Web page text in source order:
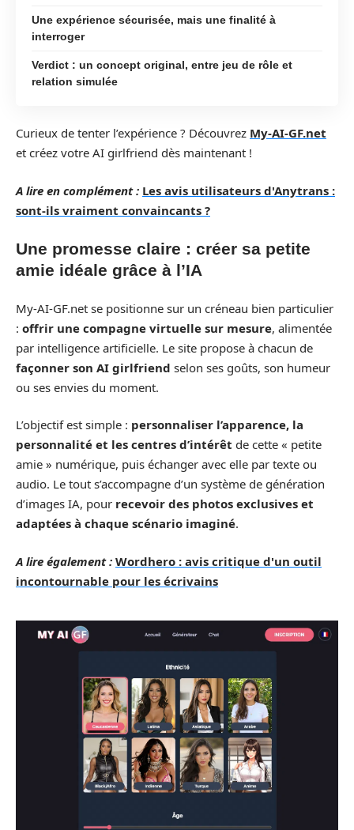
Une expérience sécurisée, mais une finalité à
interroger
Verdict : un concept original, entre jeu de rôle et
relation simulée
Curieux de tenter l’expérience ? Découvrez My-AI-GF.net
et créez votre AI girlfriend dès maintenant !
A lire en complément : Les avis utilisateurs d'Anytrans :
sont-ils vraiment convaincants ?
Une promesse claire : créer sa petite
amie idéale grâce à l’IA
My-AI-GF.net se positionne sur un créneau bien particulier
: offrir une compagne virtuelle sur mesure, alimentée
par intelligence artificielle. Le site propose à chacun de
façonner son AI girlfriend selon ses goûts, son humeur
ou ses envies du moment.
L’objectif est simple : personnaliser l’apparence, la
personnalité et les centres d’intérêt de cette « petite
amie » numérique, puis échanger avec elle par texte ou
audio. Le tout s’accompagne d’un système de génération
d’images IA, pour recevoir des photos exclusives et
adaptées à chaque scénario imaginé.
A lire également : Wordhero : avis critique d'un outil
incontournable pour les écrivains